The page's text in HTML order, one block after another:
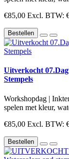
€85,00 Excl. BTW:
Bestellen
Uitverkocht
Stempels
Workshopdag |
spelen met kleur,
€85,00 Excl. BTW:
Bestellen